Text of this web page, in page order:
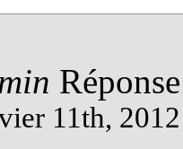
11th,